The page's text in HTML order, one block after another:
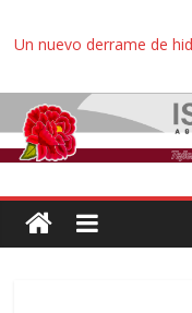
Un nuevo derrame de
ahora pescadores de
Pemex
Ángel, el joven autista
Ixtepec, Oaxaca vuelve
Familiares de periodista
intelectuales de su
Alertan pescadores de